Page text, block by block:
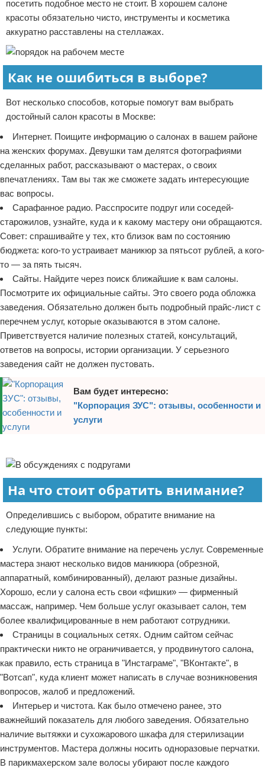
посетить подобное место не стоит. В хорошем салоне
красоты обязательно чисто, инструменты и косметика
аккуратно расставлены на стеллажах.
Как не ошибиться в выборе?
Вот несколько способов, которые помогут вам выбрать
достойный салон красоты в Москве:
Интернет. Поищите информацию о салонах в вашем районе
на женских форумах. Девушки там делятся фотографиями
сделанных работ, рассказывают о мастерах, о своих
впечатлениях. Там вы так же сможете задать интересующие
вас вопросы.
Сарафанное радио. Расспросите подруг или соседей-
старожилов, узнайте, куда и к какому мастеру они обращаются.
Совет: спрашивайте у тех, кто близок вам по состоянию
бюджета: кого-то устраивает маникюр за пятьсот рублей, а кого-
то — за пять тысяч.
Сайты. Найдите через поиск ближайшие к вам салоны.
Посмотрите их официальные сайты. Это своего рода обложка
заведения. Обязательно должен быть подробный прайс-лист с
перечнем услуг, которые оказываются в этом салоне.
Приветствуется наличие полезных статей, консультаций,
ответов на вопросы, истории организации. У серьезного
заведения сайт не должен пустовать.
Вам будет интересно:
"Корпорация ЗУС": отзывы, особенности и
услуги
На что стоит обратить внимание?
Определившись с выбором, обратите внимание на
следующие пункты:
Услуги. Обратите внимание на перечень услуг. Современные
мастера знают несколько видов маникюра (обрезной,
аппаратный, комбинированный), делают разные дизайны.
Хорошо, если у салона есть свои «фишки» — фирменный
массаж, например. Чем больше услуг оказывает салон, тем
более квалифицированные в нем работают сотрудники.
Страницы в социальных сетях. Одним сайтом сейчас
практически никто не ограничивается, у продвинутого салона,
как правило, есть страница в "Инстаграме", "ВКонтакте", в
"Вотсап", куда клиент может написать в случае возникновения
вопросов, жалоб и предложений.
Интерьер и чистота. Как было отмечено ранее, это
важнейший показатель для любого заведения. Обязательно
наличие вытяжки и сухожарового шкафа для стерилизации
инструментов. Мастера должны носить одноразовые перчатки.
В парикмахерском зале волосы убирают после каждого